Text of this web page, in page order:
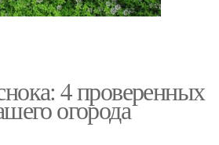
4 проверенных
огорода